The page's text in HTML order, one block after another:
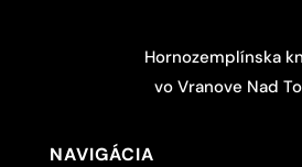
Hornozemplínska
vo Vranove Nad
NAVIGÁCIA